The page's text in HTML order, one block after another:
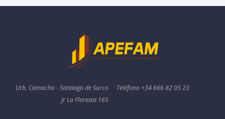
Teléfono +34 666 82 05 23
Urb. Camacho - Santiago de Surco
Jr La Floresta 165